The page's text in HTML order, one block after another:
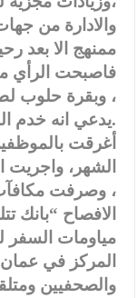
والادارة من
ممنهج الا بعد
فاصبحت الرأي
، وبقرة حلوب
يدعي انه خدم الدولة ويريد المكافأة.
الشهر، واجريت
، وصرفت
الافصاح “بانك
مياومات السفر
المركز في
والصحفيين